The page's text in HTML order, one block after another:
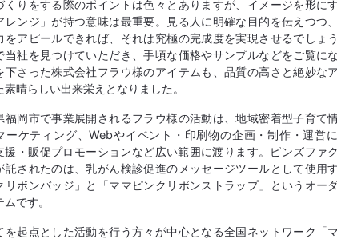
くりをする際のポイントは色々とありますが、イメージを形に
レンジ」が持つ意味は最重要。見る人に明確な目的を伝えつつ
をアピールできれば、それは究極の完成度を実現させるでしょ
当社を見つけていただき、手頃な価格やサンプルなどをご覧に
下さった株式会社フラウ様のアイテムも、品質の高さと絶妙な
素晴らしい出来栄えとなりました。
福岡市で事業展開されるフラウ様の活動は、地域密着型子育て
ーケティング、Webやイベント・印刷物の企画・制作・運営
援・販促プロモーションなど広い範囲に渡ります。ピンズファ
託されたのは、乳がん検診促進のメッセージツールとして使用
リボンバッジ」と「ママピンクリボンストラップ」というオー
です。
を起点とした活動を行う方々が中心となる全国ネットワーク「